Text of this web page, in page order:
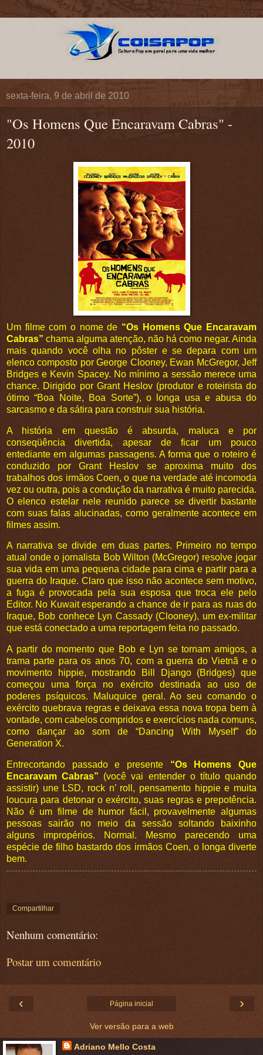
sexta-feira, 9 de abril de 2010
"Os Homens Que Encaravam Cabras" -
2010
Um filme com o nome de “Os Homens Que Encaravam
Cabras” chama alguma atenção, não há como negar. Ainda
mais quando você olha no pôster e se depara com um
elenco composto por George Clooney, Ewan McGregor, Jeff
Bridges e Kevin Spacey. No mínimo a sessão merece uma
chance. Dirigido por Grant Heslov (produtor e roteirista do
ótimo “Boa Noite, Boa Sorte”), o longa usa e abusa do
sarcasmo e da sátira para construir sua história.
A história em questão é absurda, maluca e por
conseqüência divertida, apesar de ficar um pouco
entediante em algumas passagens. A forma que o roteiro é
conduzido por Grant Heslov se aproxima muito dos
trabalhos dos irmãos Coen, o que na verdade até incomoda
vez ou outra, pois a condução da narrativa é muito parecida.
O elenco estelar nele reunido parece se divertir bastante
com suas falas alucinadas, como geralmente acontece em
filmes assim.
A narrativa se divide em duas partes. Primeiro no tempo
atual onde o jornalista Bob Wilton (McGregor) resolve jogar
sua vida em uma pequena cidade para cima e partir para a
guerra do Iraque. Claro que isso não acontece sem motivo,
a fuga é provocada pela sua esposa que troca ele pelo
Editor. No Kuwait esperando a chance de ir para as ruas do
Iraque, Bob conhece Lyn Cassady (Clooney), um ex-militar
que está conectado a uma reportagem feita no passado.
A partir do momento que Bob e Lyn se tornam amigos, a
trama parte para os anos 70, com a guerra do Vietnã e o
movimento hippie, mostrando Bill Django (Bridges) que
começou uma força no exército destinada ao uso de
poderes psíquicos. Maluquice geral. Ao seu comando o
exército quebrava regras e deixava essa nova tropa bem à
vontade, com cabelos compridos e exercícios nada comuns,
como dançar ao som de “Dancing With Myself” do
Generation X.
Entrecortando passado e presente “Os Homens Que
Encaravam Cabras” (você vai entender o título quando
assistir) une LSD, rock n’ roll, pensamento hippie e muita
loucura para detonar o exército, suas regras e prepotência.
Não é um filme de humor fácil, provavelmente algumas
pessoas sairão no meio da sessão soltando baixinho
alguns impropérios. Normal. Mesmo parecendo uma
espécie de filho bastardo dos irmãos Coen, o longa diverte
bem.
Compartilhar
Nenhum comentário:
Postar um comentário
‹ ›
Página inicial
Ver versão para a web
Adriano Mello Costa